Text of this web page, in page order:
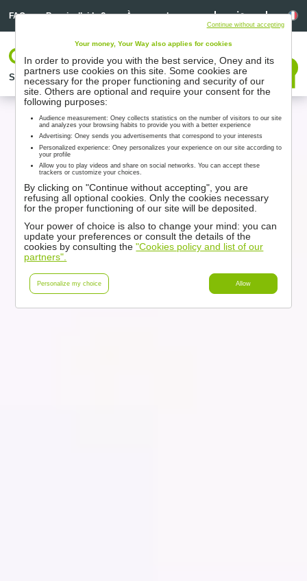
FAQ Besoin d’aide ? À propos de nous Linkedin
Linkedin
Solutions Nos partenaires Accompagnement Ressources
Votre espace
Nous contacter
Your money, Your Way also applies for cookies
In order to provide you with the best service, Oney and its
partners use cookies on this site. Some cookies are
necessary for the proper functioning and security of our
site. Others are optional and require your consent for the
following purposes:
Audience measurement: Oney collects statistics on the number of visitors to our site
and analyzes your browsing habits to provide you with a better experience
Advertising: Oney sends you advertisements that correspond to your interests
Personalized experience: Oney personalizes your experience on our site according to
your profile
Allow you to play videos and share on social networks. You can accept these
trackers or customize your choices.
By clicking on "Continue without accepting", you are
refusing all optional cookies. Only the cookies necessary
for the proper functioning of our site will be deposited.
Your power of choice is also to change your mind: you can
update your preferences or consult the details of the
cookies by consulting the"Cookies policy and list of our
partners".
Personalize my choice Allow
Continue without accepting